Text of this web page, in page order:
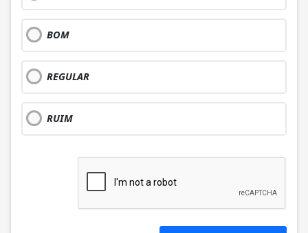
BOM
REGULAR
RUIM